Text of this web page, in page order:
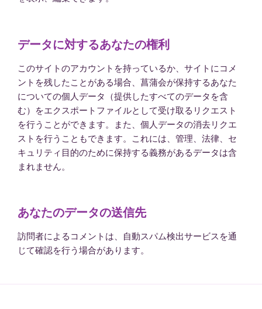
データに対するあなたの権利
このサイトのアカウントを持っているか、サイトにコメ
ントを残したことがある場合、菖蒲会が保持するあなた
についての個人データ（提供したすべてのデータを含
む）をエクスポートファイルとして受け取るリクエスト
を行うことができます。また、個人データの消去リクエ
ストを行うこともできます。これには、管理、法律、セ
キュリティ目的のために保持する義務があるデータは含
まれません。
あなたのデータの送信先
訪問者によるコメントは、自動スパム検出サービスを通
じて確認を行う場合があります。